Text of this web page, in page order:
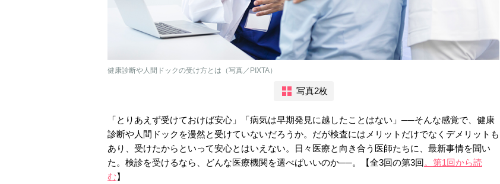
健康診断や人間ドックの受け方とは（写真／PIXTA）
写真2枚
「とりあえず受けておけば安心」「病気は早期発見に越したことはない」──そんな感覚で、健康
診断や人間ドックを漫然と受けていないだろうか。だが検査にはメリットだけでなくデメリットも
あり、受けたからといって安心とはいえない。日々医療と向き合う医師たちに、最新事情を聞い
た。検診を受けるなら、どんな医療機関を選べばいいのか──。【全3回の第3回。第1回から読
む】